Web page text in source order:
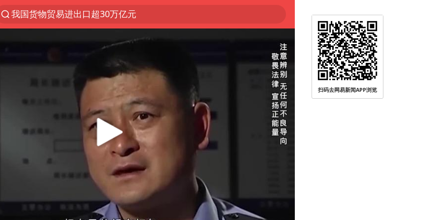
我国货物贸易进出口超30万亿元
国防部回应日本试射“战斧”导弹
广东雷州通报特教老师招聘违规事件
“立秋的第一杯奶茶”又爆单了
泰国枪击案凶手先杀祖父母后行凶
宇树科技中一签需缴款7.54万元
女子开一天一夜空调后二氧化碳中毒
国防部：坚决反制任何闹海挑衅图谋
山东一元代青花杯离奇失踪
台湾海峡南口北上船舶实施交通管制
扫码去网易新闻APP浏览